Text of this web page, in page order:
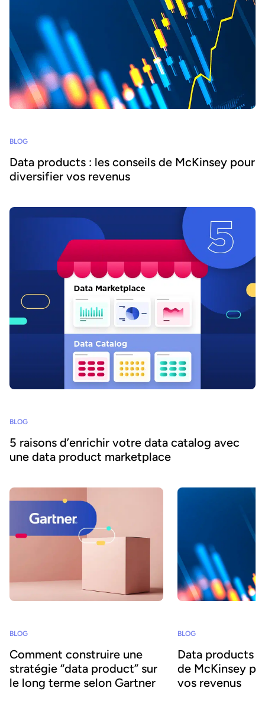
BLOG
Data products : les conseils de McKinsey pour
diversifier vos revenus
BLOG
5 raisons d’enrichir votre data catalog avec
une data product marketplace
BLOG
Comment construire une
stratégie “data product” sur
le long terme selon Gartner
BLOG
Data products :
de McKinsey
vos revenus